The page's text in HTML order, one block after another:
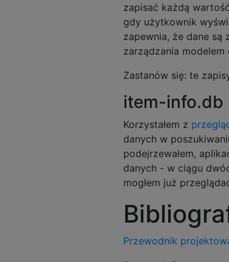
zapisać każdą
gdy użytkownik
zapewnia, że ​​dane są
zarządzania modelem
Zastanów się: te
item-info.db
Korzystałem z
danych w
podejrzewałem,
danych - w ciągu
mogłem już
Przewodnik